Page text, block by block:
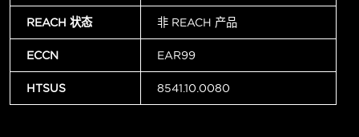
REACH 状态 非 REACH 产品
ECCN EAR99
HTSUS 8541.10.0080